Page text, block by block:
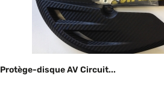
Aperçu rapide
Protège-disque AV Circuit...